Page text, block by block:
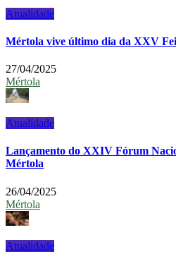
Atualidade
Mértola vive último dia da XXV
27/04/2025
Mértola
Atualidade
Lançamento do XXIV Fórum
Mértola
26/04/2025
Mértola
Atualidade